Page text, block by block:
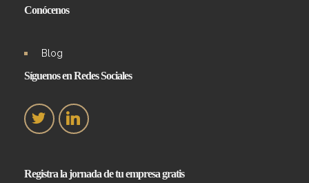
Conócenos
Blog
Síguenos en Redes Sociales
Registra la jornada de tu empresa gratis